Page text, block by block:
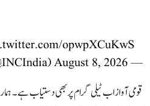
opwpXCuKwS
— Congress (@INCIndia)
August 8, 2026
قومی آواز اب ٹیلی گرام پر بھی دستیاب ہے۔